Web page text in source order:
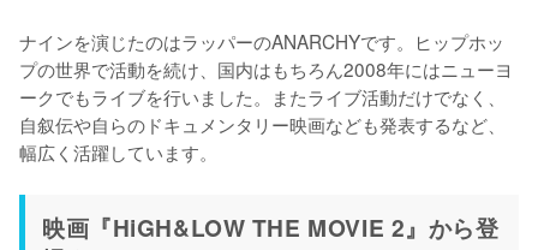
ナインを演じたのはラッパーのANARCHYです。ヒップホッ
プの世界で活動を続け、国内はもちろん2008年にはニューヨ
ークでもライブを行いました。またライブ活動だけでなく、
自叙伝や自らのドキュメンタリー映画なども発表するなど、
幅広く活躍しています。
映画『HiGH&LOW THE MOVIE 2』から登